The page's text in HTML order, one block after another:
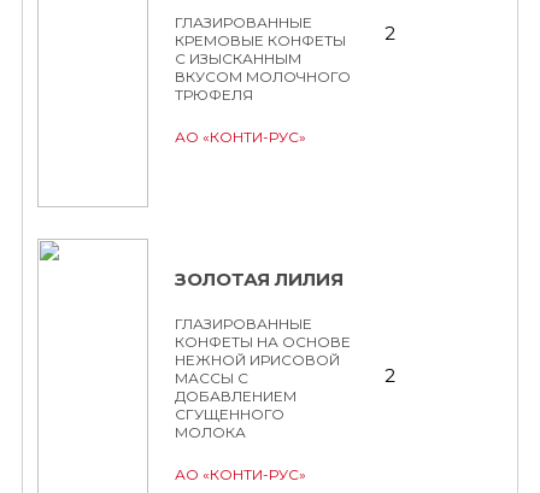
ГЛАЗИРОВАННЫЕ
КРЕМОВЫЕ КОНФЕТЫ
С ИЗЫСКАННЫМ
ВКУСОМ МОЛОЧНОГО
ТРЮФЕЛЯ
АО «КОНТИ-РУС»
2
ЗОЛОТАЯ ЛИЛИЯ
ГЛАЗИРОВАННЫЕ
КОНФЕТЫ НА ОСНОВЕ
НЕЖНОЙ ИРИСОВОЙ
МАССЫ С
ДОБАВЛЕНИЕМ
СГУЩЕННОГО
МОЛОКА
АО «КОНТИ-РУС»
2